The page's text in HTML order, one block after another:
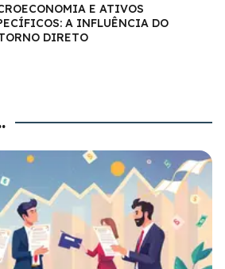
E ATIVOS
A INFLUÊNCIA DO
DIRETO